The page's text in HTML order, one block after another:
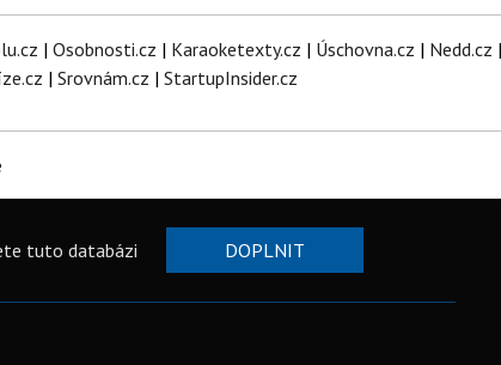
| Osobnosti.cz | Karaoketexty.cz | Úschovna.cz | Nedd.cz |
| Srovnám.cz | StartupInsider.cz
tuto databázi DOPLNIT